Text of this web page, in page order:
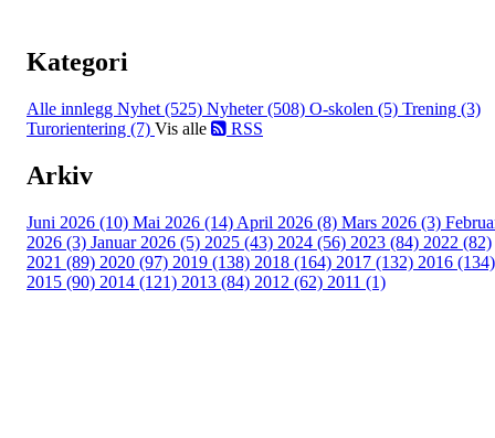
Kategori
Alle innlegg Nyhet (525) Nyheter (508) O-skolen (5) Trening (3)
Turorientering (7) Vis alle RSS
Arkiv
Juni 2026 (10) Mai 2026 (14) April 2026 (8) Mars 2026 (3)
2026 (3) Januar 2026 (5) 2025 (43) 2024 (56) 2023 (84) 2022 (82)
2021 (89) 2020 (97) 2019 (138) 2018 (164) 2017 (132) 2016 (134)
2015 (90) 2014 (121) 2013 (84) 2012 (62) 2011 (1)